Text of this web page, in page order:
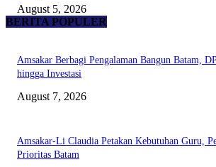
August 5, 2026
BERITA POPULER
Amsakar Berbagi Pengalaman Bangun Batam,
hingga Investasi
August 7, 2026
Amsakar-Li Claudia Petakan Kebutuhan Guru,
Prioritas Batam